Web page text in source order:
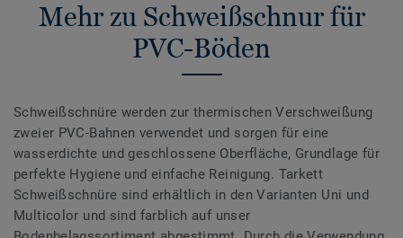
Mehr zu Schweißschnur für
PVC-Böden
Schweißschnüre werden zur thermischen Verschweißung
zweier PVC-Bahnen verwendet und sorgen für eine
wasserdichte und geschlossene Oberfläche, Grundlage für
perfekte Hygiene und einfache Reinigung. Tarkett
Schweißschnüre sind erhältlich in den Varianten Uni und
Multicolor und sind farblich auf unser